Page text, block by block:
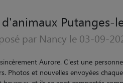
Garde
Avis
"Trés satisfaite Mes 2
m’a